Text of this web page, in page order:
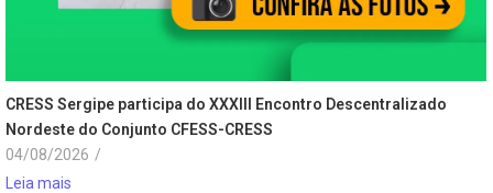
CRESS Sergipe participa do XXXIII Encontro Descentralizado
Nordeste do Conjunto CFESS-CRESS
04/08/2026 /
Leia mais